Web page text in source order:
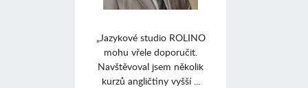
„Jazykové studio ROLINO
mohu vřele doporučit.
Navštěvoval jsem několik
kurzů angličtiny vyšší ...